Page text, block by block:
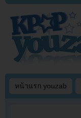
หน้าแรก youzab